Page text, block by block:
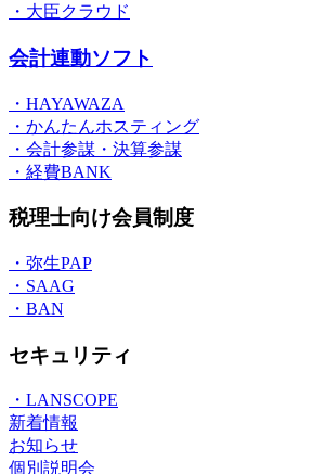
・大臣クラウド
会計連動ソフト
・HAYAWAZA
・かんたんホスティング
・会計参謀・決算参謀
・経費BANK
税理士向け会員制度
・弥生PAP
・SAAG
・BAN
セキュリティ
・LANSCOPE
新着情報
お知らせ
個別説明会